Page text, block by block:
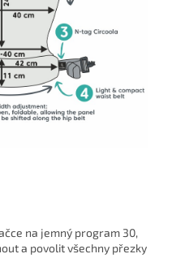
na jemný program 30,
a povolit všechny přezky